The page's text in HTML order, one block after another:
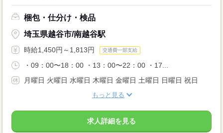
梱包・仕分け・検品
埼玉県越谷市/南越谷駅
時給1,450円～1,813円 交通費一部支給
・09：00〜18：00 ・13：00〜22：00 ・17...
月曜日 火曜日 水曜日 木曜日 金曜日 土曜日 日曜日 祝日
もっと見る
求人詳細を見る